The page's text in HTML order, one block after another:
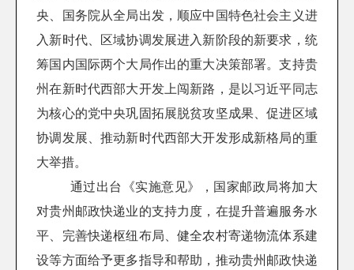
央、国务院从全局出发，顺应中国特色社会主义进
入新时代、区域协调发展进入新阶段的新要求，统
筹国内国际两个大局作出的重大决策部署。支持贵
州在新时代西部大开发上闯新路，是以习近平同志
为核心的党中央巩固拓展脱贫攻坚成果、促进区域
协调发展、推动新时代西部大开发形成新格局的重
大举措。
通过出台《实施意见》，国家邮政局将加大
对贵州邮政快递业的支持力度，在提升普遍服务水
平、完善快递枢纽布局、健全农村寄递物流体系建
设等方面给予更多指导和帮助，推动贵州邮政快递